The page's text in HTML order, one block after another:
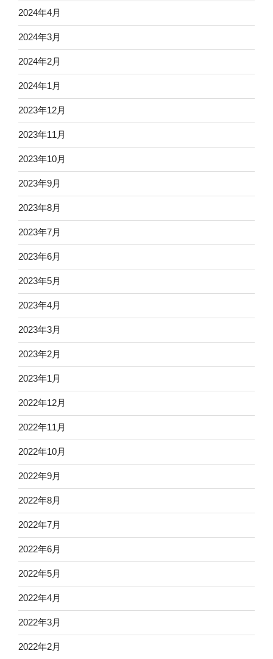
2024年4月
2024年3月
2024年2月
2024年1月
2023年12月
2023年11月
2023年10月
2023年9月
2023年8月
2023年7月
2023年6月
2023年5月
2023年4月
2023年3月
2023年2月
2023年1月
2022年12月
2022年11月
2022年10月
2022年9月
2022年8月
2022年7月
2022年6月
2022年5月
2022年4月
2022年3月
2022年2月